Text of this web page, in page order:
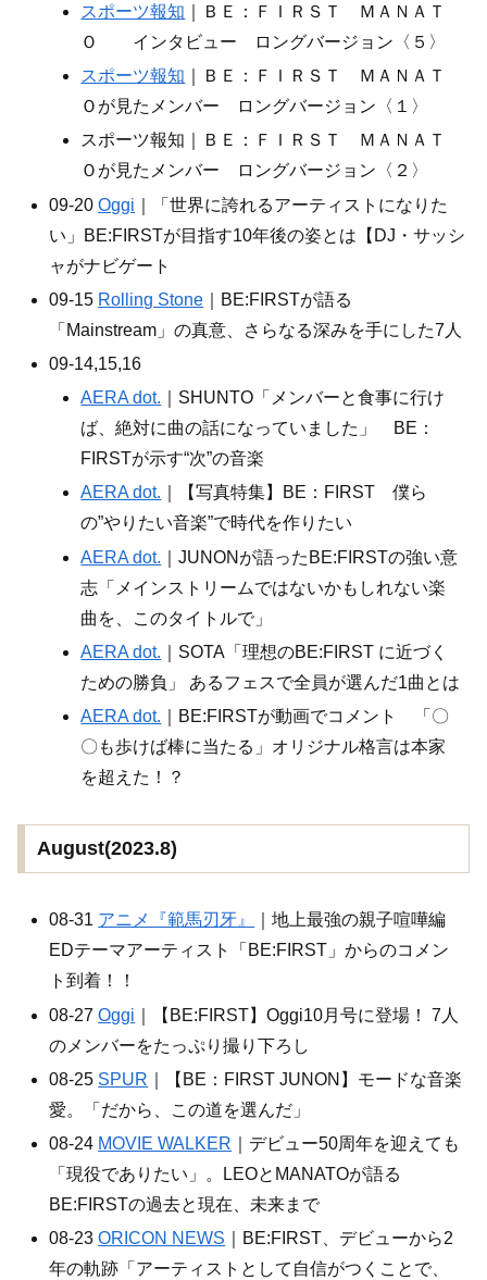
スポーツ報知 ｜ＢＥ：ＦＩＲＳＴ ＭＡＮＡＴ
Ｏ インタビュー ロングバージョン〈５〉
スポーツ報知 ｜ＢＥ：ＦＩＲＳＴ ＭＡＮＡＴ
Ｏが見たメンバー ロングバージョン〈１〉
スポーツ報知｜ＢＥ：ＦＩＲＳＴ ＭＡＮＡＴ
Ｏが見たメンバー ロングバージョン〈２〉
09-20Oggi ｜「世界に誇れるアーティストになりた
い」BE:FIRSTが目指す10年後の姿とは【DJ・サッシ
ャがナビゲート
09-15 Rolling Stone ｜BE:FIRSTが語る
「Mainstream」の真意、さらなる深みを手にした7人
09-14,15,16
AERA dot. ｜SHUNTO「メンバーと食事に行け
ば、絶対に曲の話になっていました」 BE：
FIRSTが示す“次”の音楽
AERA dot. ｜【写真特集】BE：FIRST 僕ら
の”やりたい音楽”で時代を作りたい
AERA dot. ｜JUNONが語ったBE:FIRSTの強い意
志「メインストリームではないかもしれない楽
曲を、このタイトルで」
AERA dot. ｜SOTA「理想のBE:FIRST に近づく
ための勝負」 あるフェスで全員が選んだ1曲とは
AERA dot. ｜BE:FIRSTが動画でコメント 「〇
〇も歩けば棒に当たる」オリジナル格言は本家
を超えた！？
August(2023.8)
08-31 アニメ『範馬刃牙』
｜地上最強の親子喧嘩編
EDテーマアーティスト「BE:FIRST」からのコメン
ト到着！！
08-27Oggi ｜【BE:FIRST】Oggi10月号に登場！ 7人
のメンバーをたっぷり撮り下ろし
08-25 SPUR ｜【BE：FIRST JUNON】モードな音楽
愛。「だから、この道を選んだ」
08-24 MOVIE WALKER ｜デビュー50周年を迎えても
「現役でありたい」。LEOとMANATOが語る
BE:FIRSTの過去と現在、未来まで
08-23ORICON NEWS ｜BE:FIRST、デビューから2
年の軌跡「アーティストとして自信がつくことで、